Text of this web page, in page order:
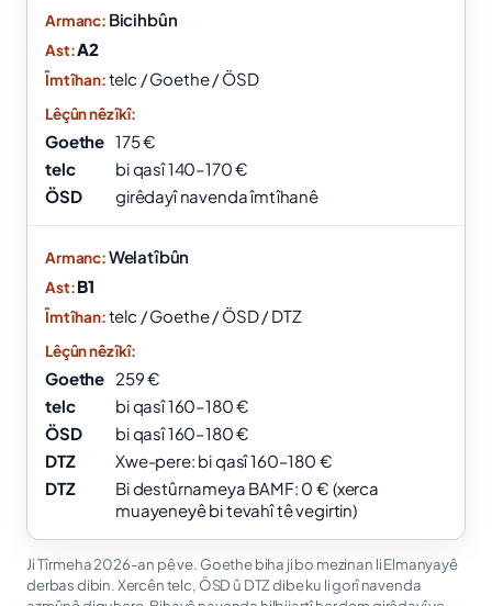
Bicihbûn
A2
telc / Goethe / ÖSD
Goethe 175 €
telc
bi qasî 140–170 €
ÖSD
girêdayî navenda îmtîhanê
Welatîbûn
B1
telc / Goethe / ÖSD / DTZ
Goethe 259 €
telc
bi qasî 160–180 €
ÖSD
bi qasî 160–180 €
DTZ
Xwe-pere: bi qasî 160–180 €
DTZ
Bi destûrnameya BAMF: 0 € (xerca
muayeneyê bi tevahî tê vegirtin)
Ji Tîrmeha 2026-an pê ve. Goethe biha ji bo mezinan li Elmanyayê
derbas dibin. Xercên telc, ÖSD û DTZ dibe ku li gorî navenda